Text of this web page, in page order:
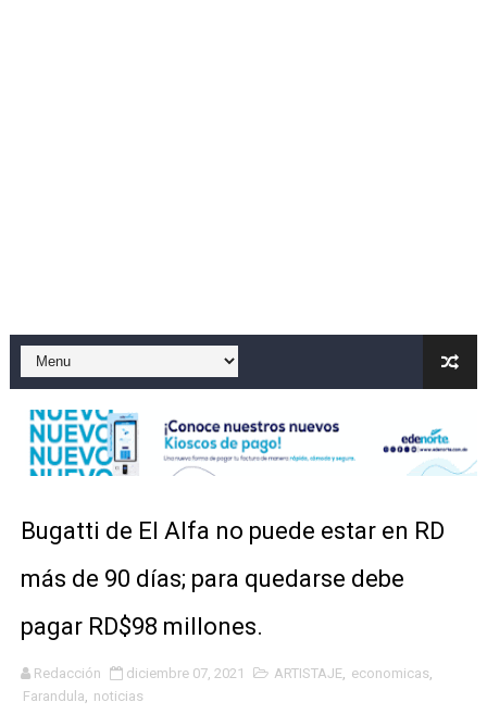
Un sismo de magnitud 3,4 se registra en una provincia
Incendio en Grecia quema 12,600 hectáreas y obliga a
Pacheman apuesta por la evolución del merengue
Un derrumbe en el centro de Cuba deja dos personas
Condenan a dos 'streamers' franceses por torturar
Bugatti de El Alfa no puede estar en RD
más de 90 días; para quedarse debe
pagar RD$98 millones.
Redacción diciembre 07, 2021 ARTISTAJE, economicas,
Farandula, noticias